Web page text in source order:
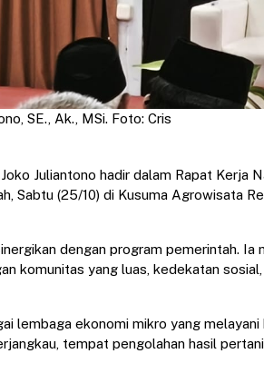
SE., Ak., MSi. Foto: Cris
Juliantono hadir dalam Rapat Kerja
Sabtu (25/10) di Kusuma Agrowisata
dengan program pemerintah. Ia
komunitas yang luas, kedekatan
lembaga ekonomi mikro yang melayani
tempat pengolahan hasil